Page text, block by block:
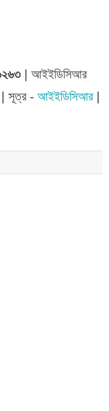
| আইইডিসিআর
সূত্র - আইইডিসিআর|